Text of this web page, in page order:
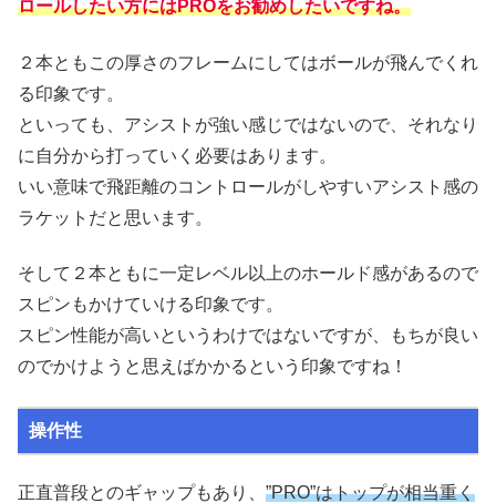
ロールしたい方にはPROをお勧めしたいですね。
２本ともこの厚さのフレームにしてはボールが飛んでくれ
る印象です。
といっても、アシストが強い感じではないので、それなり
に自分から打っていく必要はあります。
いい意味で飛距離のコントロールがしやすいアシスト感の
ラケットだと思います。
そして２本ともに一定レベル以上のホールド感があるので
スピンもかけていける印象です。
スピン性能が高いというわけではないですが、もちが良い
のでかけようと思えばかかるという印象ですね！
操作性
正直普段とのギャップもあり、 ”PRO”はトップが相当重く